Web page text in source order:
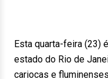
Esta quarta-feira (23)
estado do Rio de
cariocas e